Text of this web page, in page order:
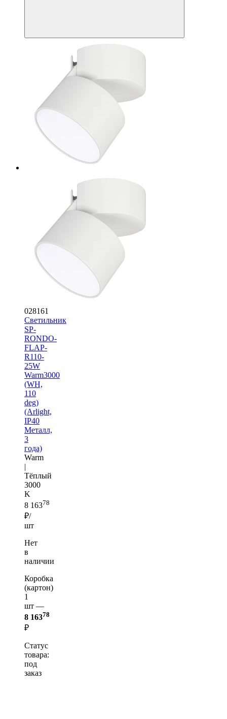
028161
Светильник
SP-
RONDO-
FLAP-
R110-
25W
Warm3000
(WH,
110
deg)
(Arlight,
IP40
Металл,
3
года)
Warm
|
Тёплый
3000
K
8 16378
₽/
шт
Нет
в
наличии
Коробка
(картон)
1
шт —
8 16378
₽
Статус
товара:
под
заказ